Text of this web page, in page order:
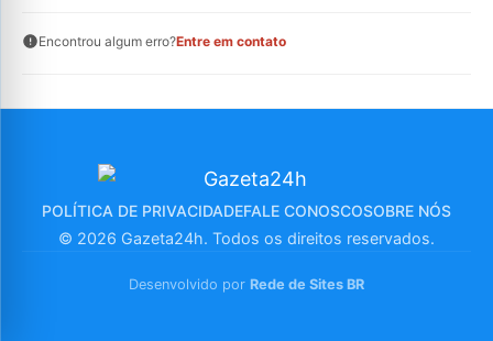
Encontrou algum erro?Entre em contato
POLÍTICA DE PRIVACIDADEFALE CONOSCOSOBRE NÓS
© 2026 Gazeta24h. Todos os direitos reservados.
Desenvolvido por Rede de Sites BR